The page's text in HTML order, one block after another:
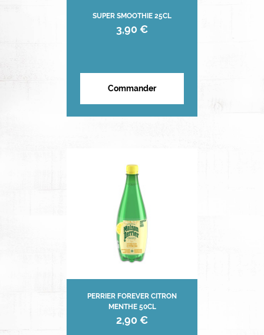
SUPER SMOOTHIE 25CL
3,90 €
Commander
PERRIER FOREVER CITRON
MENTHE 50CL
2,90 €